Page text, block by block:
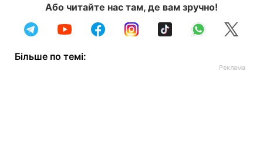
Або читайте нас там, де вам зручно!
Більше по темі: